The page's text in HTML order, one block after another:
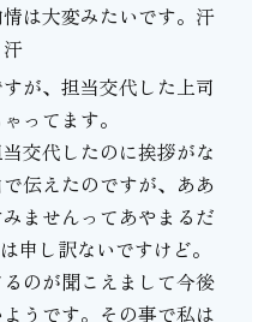
は大変みたいです。汗
が、担当交代した上司
ってます。
交代したのに挨拶がな
伝えたのですが、ああ
ませんってあやまるだ
申し訳ないですけど。
のが聞こえまして今後
うです。その事で私は